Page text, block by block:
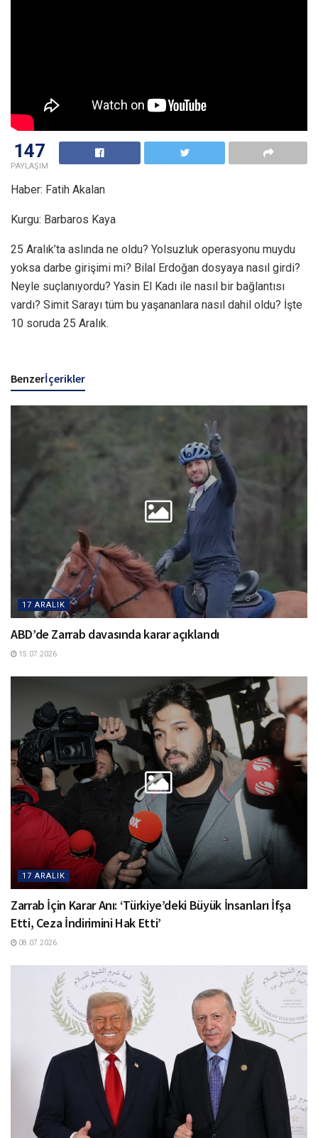
147
PAYLAŞIM
Haber: Fatih Akalan
Kurgu: Barbaros Kaya
25 Aralık’ta aslında ne oldu? Yolsuzluk operasyonu muydu
yoksa darbe girişimi mi? Bilal Erdoğan dosyaya nasıl girdi?
Neyle suçlanıyordu? Yasin El Kadı ile nasıl bir bağlantısı
vardı? Simit Sarayı tüm bu yaşananlara nasıl dahil oldu? İşte
10 soruda 25 Aralık.
Benzerİçerikler
17 ARALIK
ABD’de Zarrab davasında karar açıklandı
15.07.2026
17 ARALIK
Zarrab İçin Karar Anı: ‘Türkiye’deki Büyük İnsanları İfşa
Etti, Ceza İndirimini Hak Etti’
08.07.2026